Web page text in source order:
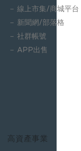
線上市集/商城平台
新聞網/部落格
社群帳號
APP出售
高資產事業